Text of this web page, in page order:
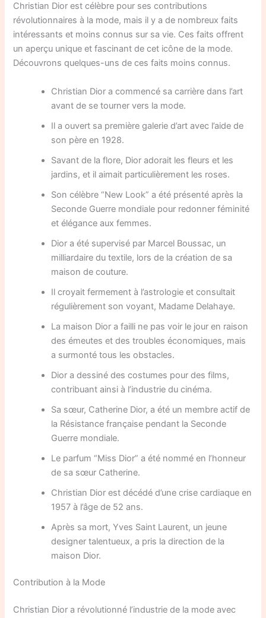
Christian Dior est célèbre pour ses contributions
révolutionnaires à la mode, mais il y a de nombreux faits
intéressants et moins connus sur sa vie. Ces faits offrent
un aperçu unique et fascinant de cet icône de la mode.
Découvrons quelques-uns de ces faits moins connus.
Christian Dior a commencé sa carrière dans l’art
avant de se tourner vers la mode.
Il a ouvert sa première galerie d’art avec l’aide de
son père en 1928.
Savant de la flore, Dior adorait les fleurs et les
jardins, et il aimait particulièrement les roses.
Son célèbre “New Look” a été présenté après la
Seconde Guerre mondiale pour redonner féminité
et élégance aux femmes.
Dior a été supervisé par Marcel Boussac, un
milliardaire du textile, lors de la création de sa
maison de couture.
Il croyait fermement à l’astrologie et consultait
régulièrement son voyant, Madame Delahaye.
La maison Dior a failli ne pas voir le jour en raison
des émeutes et des troubles économiques, mais
a surmonté tous les obstacles.
Dior a dessiné des costumes pour des films,
contribuant ainsi à l’industrie du cinéma.
Sa sœur, Catherine Dior, a été un membre actif de
la Résistance française pendant la Seconde
Guerre mondiale.
Le parfum “Miss Dior” a été nommé en l’honneur
de sa sœur Catherine.
Christian Dior est décédé d’une crise cardiaque en
1957 à l’âge de 52 ans.
Après sa mort, Yves Saint Laurent, un jeune
designer talentueux, a pris la direction de la
maison Dior.
Contribution à la Mode
Christian Dior a révolutionné l’industrie de la mode avec